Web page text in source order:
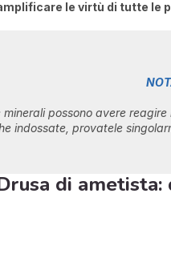
le virtù di tutte le
minerali possono avere
indossate, provatele
di ametista: